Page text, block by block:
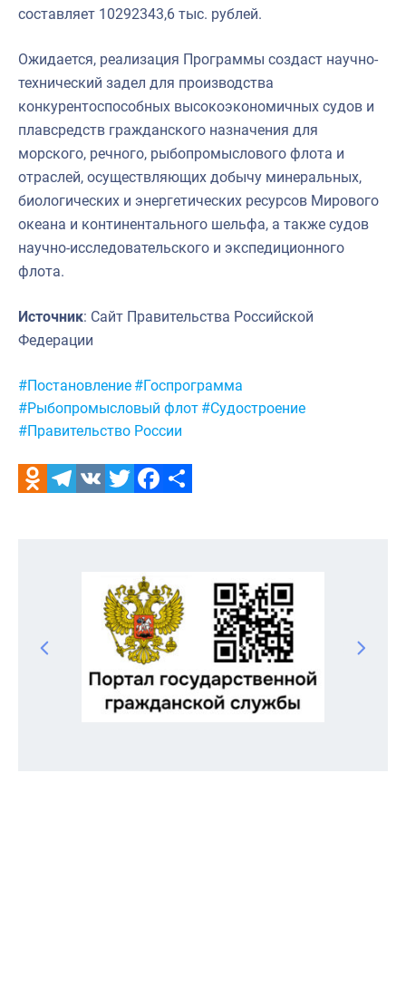
составляет 10292343,6 тыс. рублей.
Ожидается, реализация Программы создаст научно-
технический задел для производства
конкурентоспособных высокоэкономичных судов и
плавсредств гражданского назначения для
морского, речного, рыбопромыслового флота и
отраслей, осуществляющих добычу минеральных,
биологических и энергетических ресурсов Мирового
океана и континентального шельфа, а также судов
научно-исследовательского и экспедиционного
флота.
Источник: Сайт Правительства Российской
Федерации
Метки:
#Постановление #Госпрограмма
#Рыбопромысловый флот #Судостроение
#Правительство России